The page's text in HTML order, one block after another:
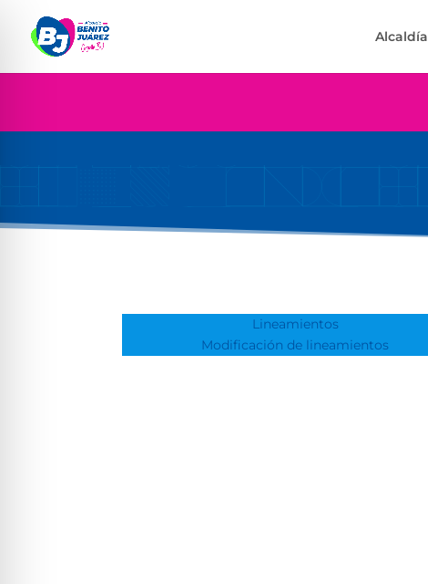
Alcaldía
Lineamientos
Modificación de lineamientos